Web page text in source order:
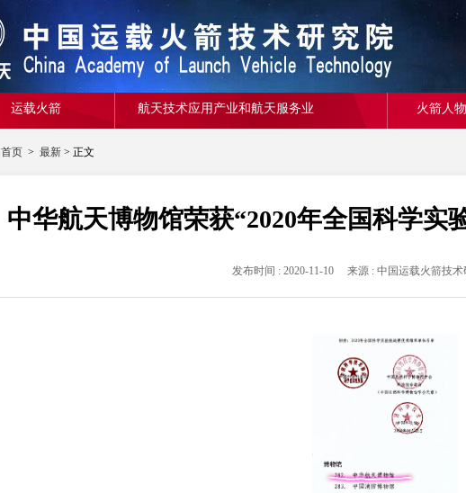
运载火箭 航天技术应用产业和航天服务业 火箭人物
首页 > 最新 > 正文
中华航天博物馆荣获“2020年全国科学实
发布时间 : 2020-11-10 来源 : 中国运载火箭技术